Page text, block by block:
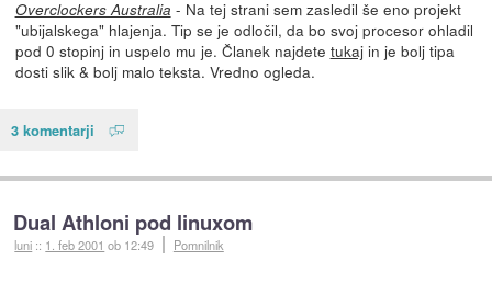
Overclockers Australia - Na tej strani sem zasledil še eno projekt
"ubijalskega" hlajenja. Tip se je odločil, da bo svoj procesor ohladil
pod 0 stopinj in uspelo mu je. Članek najdete tukajin je bolj tipa
dosti slik & bolj malo teksta. Vredno ogleda.
3 komentarji
Dual Athloni pod linuxom
luni :: 1. feb 2001 ob 12:49 Pomnilnik